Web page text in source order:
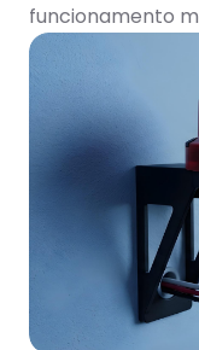
funcionamento